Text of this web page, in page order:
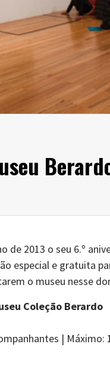
de 2013 o seu 6.º
especial e gratuita
o museu nesse
Coleção Berardo
| Máximo: